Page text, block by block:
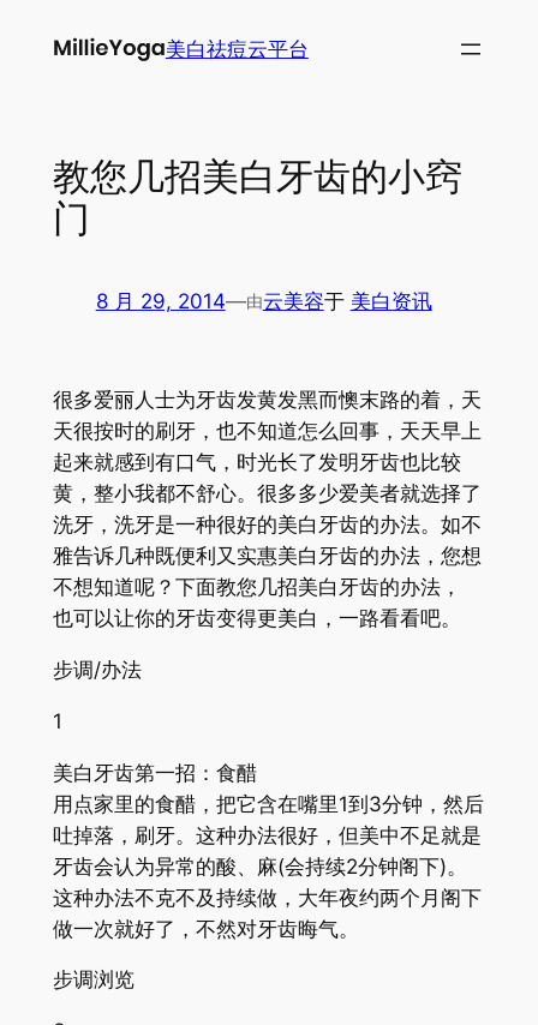
美白祛痘云平台
教您几招美白牙齿的小窍
门
8 月 29, 2014—由云美容于 美白资讯
很多爱丽人士为牙齿发黄发黑而懊末路的着，天
天很按时的刷牙，也不知道怎么回事，天天早上
起来就感到有口气，时光长了发明牙齿也比较
黄，整小我都不舒心。很多多少爱美者就选择了
洗牙，洗牙是一种很好的美白牙齿的办法。如不
雅告诉几种既便利又实惠美白牙齿的办法，您想
不想知道呢？下面教您几招美白牙齿的办法，
也可以让你的牙齿变得更美白，一路看看吧。
步调/办法
1
美白牙齿第一招：食醋
用点家里的食醋，把它含在嘴里1到3分钟，然后
吐掉落，刷牙。这种办法很好，但美中不足就是
牙齿会认为异常的酸、麻(会持续2分钟阁下)。
这种办法不克不及持续做，大年夜约两个月阁下
做一次就好了，不然对牙齿晦气。
步调浏览